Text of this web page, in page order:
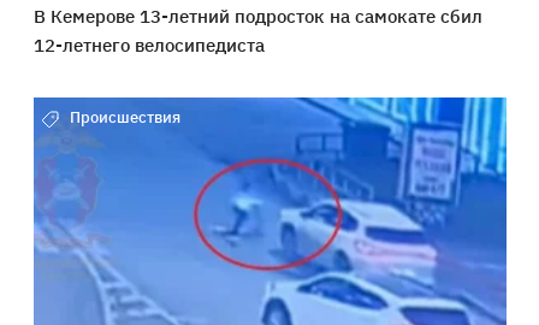
В Кемерове 13-летний подросток на самокате сбил
12-летнего велосипедиста
Происшествия